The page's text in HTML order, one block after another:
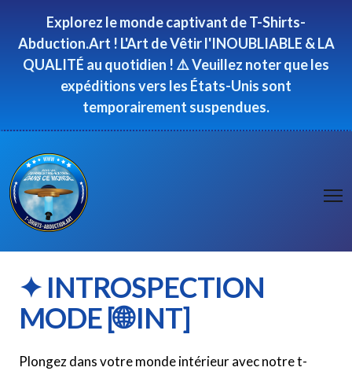
Explorez le monde captivant de T-Shirts-
Abduction.Art ! L'Art de Vêtir l'INOUBLIABLE & LA
QUALITÉ au quotidien ! ⚠️ Veuillez noter que les
expéditions vers les États-Unis sont
temporairement suspendues.
✦ INTROSPECTION
MODE [🌐 INT]
Plongez dans votre monde intérieur avec notre t-